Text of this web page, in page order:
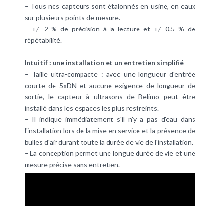
– Tous nos capteurs sont étalonnés en usine, en eaux
sur plusieurs points de mesure.
– +/- 2 % de précision à la lecture et +/- 0.5 % de
répétabilité.
Intuitif : une installation et un entretien simplifié
– Taille ultra-compacte : avec une longueur d'entrée
courte de 5xDN et aucune exigence de longueur de
sortie, le capteur à ultrasons de Belimo peut être
installé dans les espaces les plus restreints.
– Il indique immédiatement s'il n'y a pas d'eau dans
l'installation lors de la mise en service et la présence de
bulles d'air durant toute la durée de vie de l'installation.
– La conception permet une longue durée de vie et une
mesure précise sans entretien.